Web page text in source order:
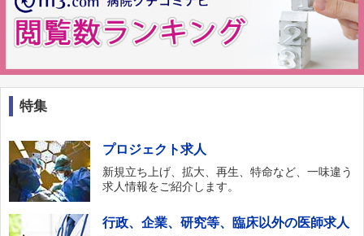
特集
プロジェクト求人
新規立ち上げ、拡大、再生、特命など、一味違う
求人情報をご紹介します。
行政、企業、研究等、臨床以外の医師求人